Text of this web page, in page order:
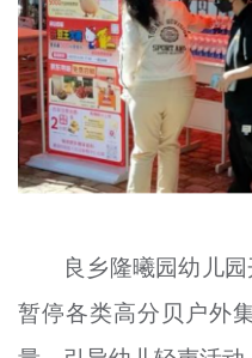
良乡隆曦园幼儿
暂停各类高分贝户外